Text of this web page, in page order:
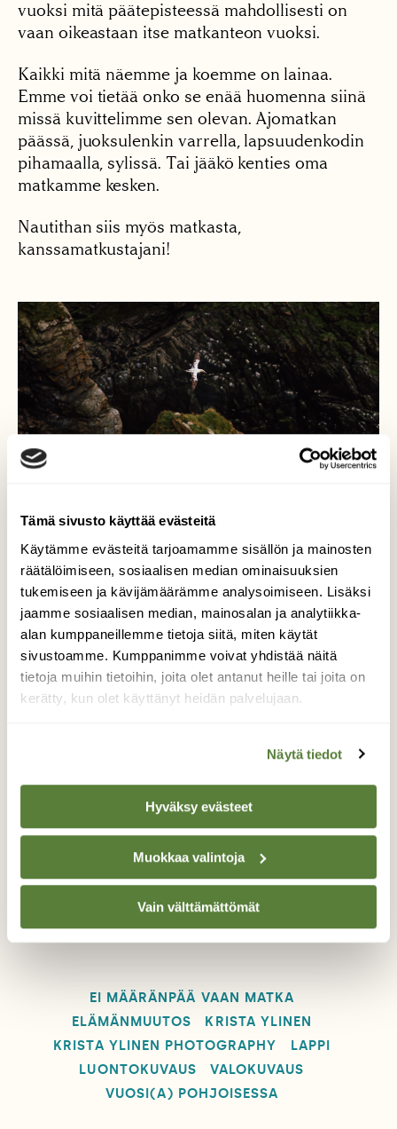
Tämä sivusto käyttää evästeitä
Käytämme evästeitä tarjoamamme sisällön ja mainosten
räätälöimiseen, sosiaalisen median ominaisuuksien
tukemiseen ja kävijämäärämme analysoimiseen. Lisäksi
jaamme sosiaalisen median, mainosalan ja analytiikka-
alan kumppaneillemme tietoja siitä, miten käytät
sivustoamme. Kumppanimme voivat yhdistää näitä
tietoja muihin tietoihin, joita olet antanut heille tai joita on
kerätty, kun olet käyttänyt heidän palvelujaan.
Näytä tiedot
Hyväksy evästeet
Muokkaa valintoja
Vain välttämättömät
vuoksi mitä päätepisteessä mahdollisesti on
vaan oikeastaan itse matkanteon vuoksi.
Kaikki mitä näemme ja koemme on lainaa.
Emme voi tietää onko se enää huomenna siinä
missä kuvittelimme sen olevan. Ajomatkan
päässä, juoksulenkin varrella, lapsuudenkodin
pihamaalla, sylissä. Tai jääkö kenties oma
matkamme kesken.
Nautithan siis myös matkasta,
kanssamatkustajani!
Krista Ylinen
lukijat Suomen luontoon, maisemiin ja hetkiin, joiden
mittaamattoman arvon hän haluaisi jokaisen
Krista kuvailee työtään ammattiluontokuvaajana ja
jakaa kertomuksia valokuvien takaa.
www.instagram.com/krista_ylinen
EI MÄÄRÄNPÄÄ VAAN MATKA
ELÄMÄNMUUTOS
KRISTA YLINEN
KRISTA YLINEN PHOTOGRAPHY
LAPPI
LUONTOKUVAUS
VALOKUVAUS
VUOSI(A) POHJOISESSA